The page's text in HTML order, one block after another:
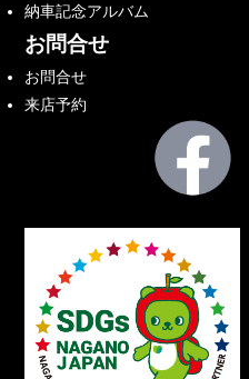
納車記念アルバム
お問合せ
お問合せ
来店予約